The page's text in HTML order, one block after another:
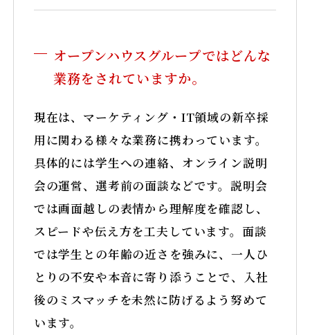
オープンハウスグループではどんな
業務をされていますか。
現在は、マーケティング・IT領域の新卒採
用に関わる様々な業務に携わっています。
具体的には学生への連絡、オンライン説明
会の運営、選考前の面談などです。説明会
では画面越しの表情から理解度を確認し、
スピードや伝え方を工夫しています。面談
では学生との年齢の近さを強みに、一人ひ
とりの不安や本音に寄り添うことで、入社
後のミスマッチを未然に防げるよう努めて
います。